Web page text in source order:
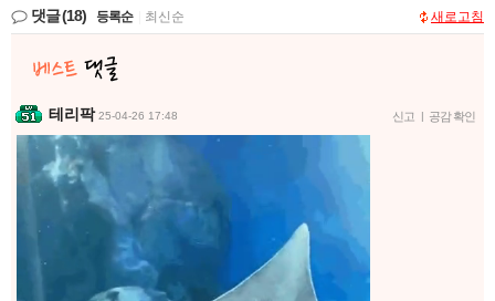
댓글(18) 등록순 최신순 새로고침
테리팍 25-04-26 17:48 신고 | 공감 확인